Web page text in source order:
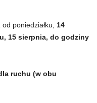
poniedziałku,
14
15 sierpnia, do godziny
ruchu (w obu